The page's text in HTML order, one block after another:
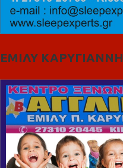
ΕΜΙΛΥ ΚΑΡΥΓΙΑΝΝΗ